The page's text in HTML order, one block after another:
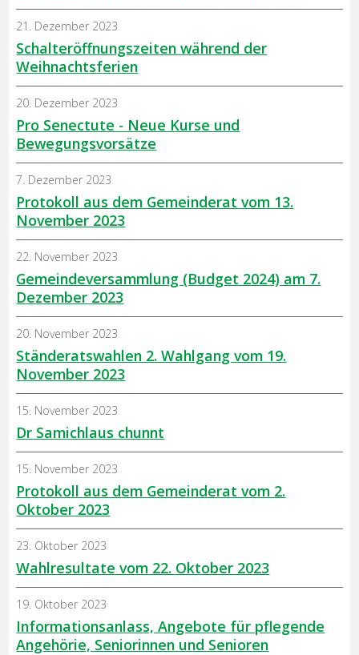
Schalteröffnungszeiten während der
Weihnachtsferien
21. Dezember 2023
Pro Senectute - Neue Kurse und
Bewegungsvorsätze
20. Dezember 2023
Protokoll aus dem Gemeinderat vom 13.
November 2023
7. Dezember 2023
Gemeindeversammlung (Budget 2024) am 7.
Dezember 2023
22. November 2023
Ständeratswahlen 2. Wahlgang vom 19.
November 2023
20. November 2023
Dr Samichlaus chunnt
15. November 2023
Protokoll aus dem Gemeinderat vom 2.
Oktober 2023
15. November 2023
Wahlresultate vom 22. Oktober 2023
23. Oktober 2023
Informationsanlass, Angebote für pflegende
Angehörie, Seniorinnen und Senioren
19. Oktober 2023